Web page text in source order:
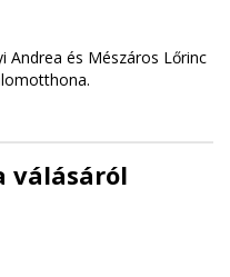
Andrea és Mészáros Lőrinc
válásáról